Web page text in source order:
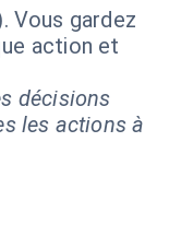
Vous gardez
action et
décisions
les actions à